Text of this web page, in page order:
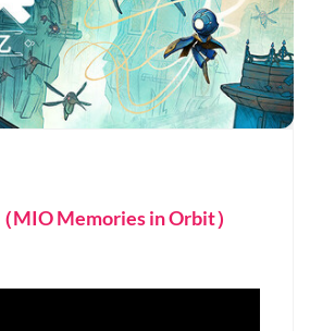
MIO Memories in Orbit）